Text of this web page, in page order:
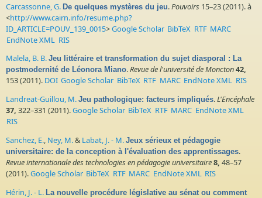
Carcassonne, G. De quelques mystères du jeu.Pouvoirs 15–23 (2011). à
<http://www.cairn.info/resume.php?
ID_ARTICLE=POUV_139_0015>Google Scholar BibTeX RTF MARC
EndNote XML
RIS
Malela, B. B. Jeu littéraire et transformation du sujet diasporal : La
postmodernité de Léonora Miano.Revue de l'université de Moncton42,
153 (2011). DOI Google Scholar BibTeX RTF MARC EndNote XML RIS
Landreat-Guillou, M. Jeu pathologique: facteurs impliqués.L'Encéphale
37, 322–331 (2011).Google Scholar BibTeX RTF MARC EndNote XML
RIS
Sanchez, E., Ney, M.& Labat, J. - M. Jeux sérieux et pédagogie
universitaire: de la conception à l'évaluation des apprentissages.
Revue internationale des technologies en pédagogie universitaire8, 48–57
(2011).Google Scholar BibTeX RTF MARC EndNote XML RIS
Hérin, J. - L. La nouvelle procédure législative au sénat ou comment